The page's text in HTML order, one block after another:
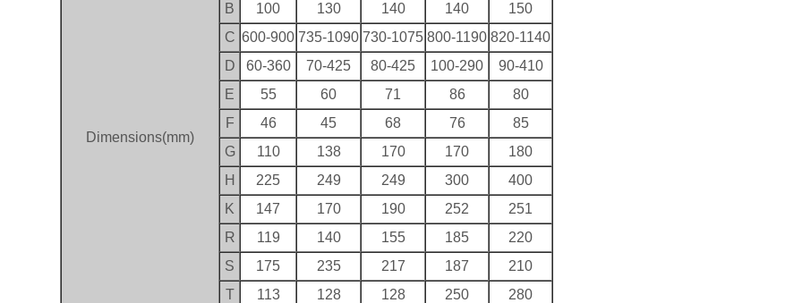
Dimensions(mm)
B
100 130 140 140
150
C 600-900 735-1090 730-1075 800-1190 820-1140
D
60-360 70-425 80-425 100-290
90-410
E
55 60 71 86
80
F
46 45 68 76
85
G
110 138 170 170
180
H
225 249 249 300
400
K
147 170 190 252
251
R
119 140 155 185
220
S
175 235 217 187
210
T
113 128 128 250
280